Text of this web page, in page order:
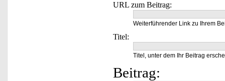
URL zum Beitrag:
Weiterführender Link zu Ihrem
Titel:
Titel, unter dem Ihr Beitrag
Beitrag: